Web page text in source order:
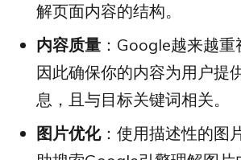
解页面内容的结构。
内容质量 ：Google越来越重
因此确保你的内容为用户提
息，且与目标关键词相关。
图片优化：使用描述性的图